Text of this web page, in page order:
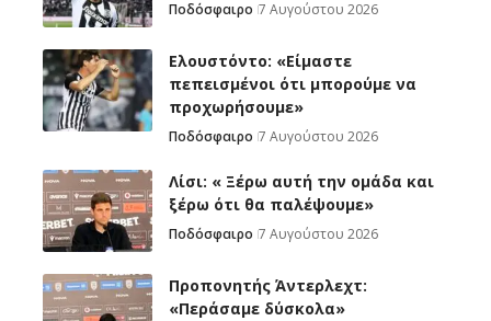
Ποδόσφαιρο 7 Αυγούστου 2026
Ελουστόντο: «Είμαστε
πεπεισμένοι ότι μπορούμε να
προχωρήσουμε»
Ποδόσφαιρο 7 Αυγούστου 2026
Λίσι: « Ξέρω αυτή την ομάδα και
ξέρω ότι θα παλέψουμε»
Ποδόσφαιρο 7 Αυγούστου 2026
Προπονητής Άντερλεχτ:
«Περάσαμε δύσκολα»